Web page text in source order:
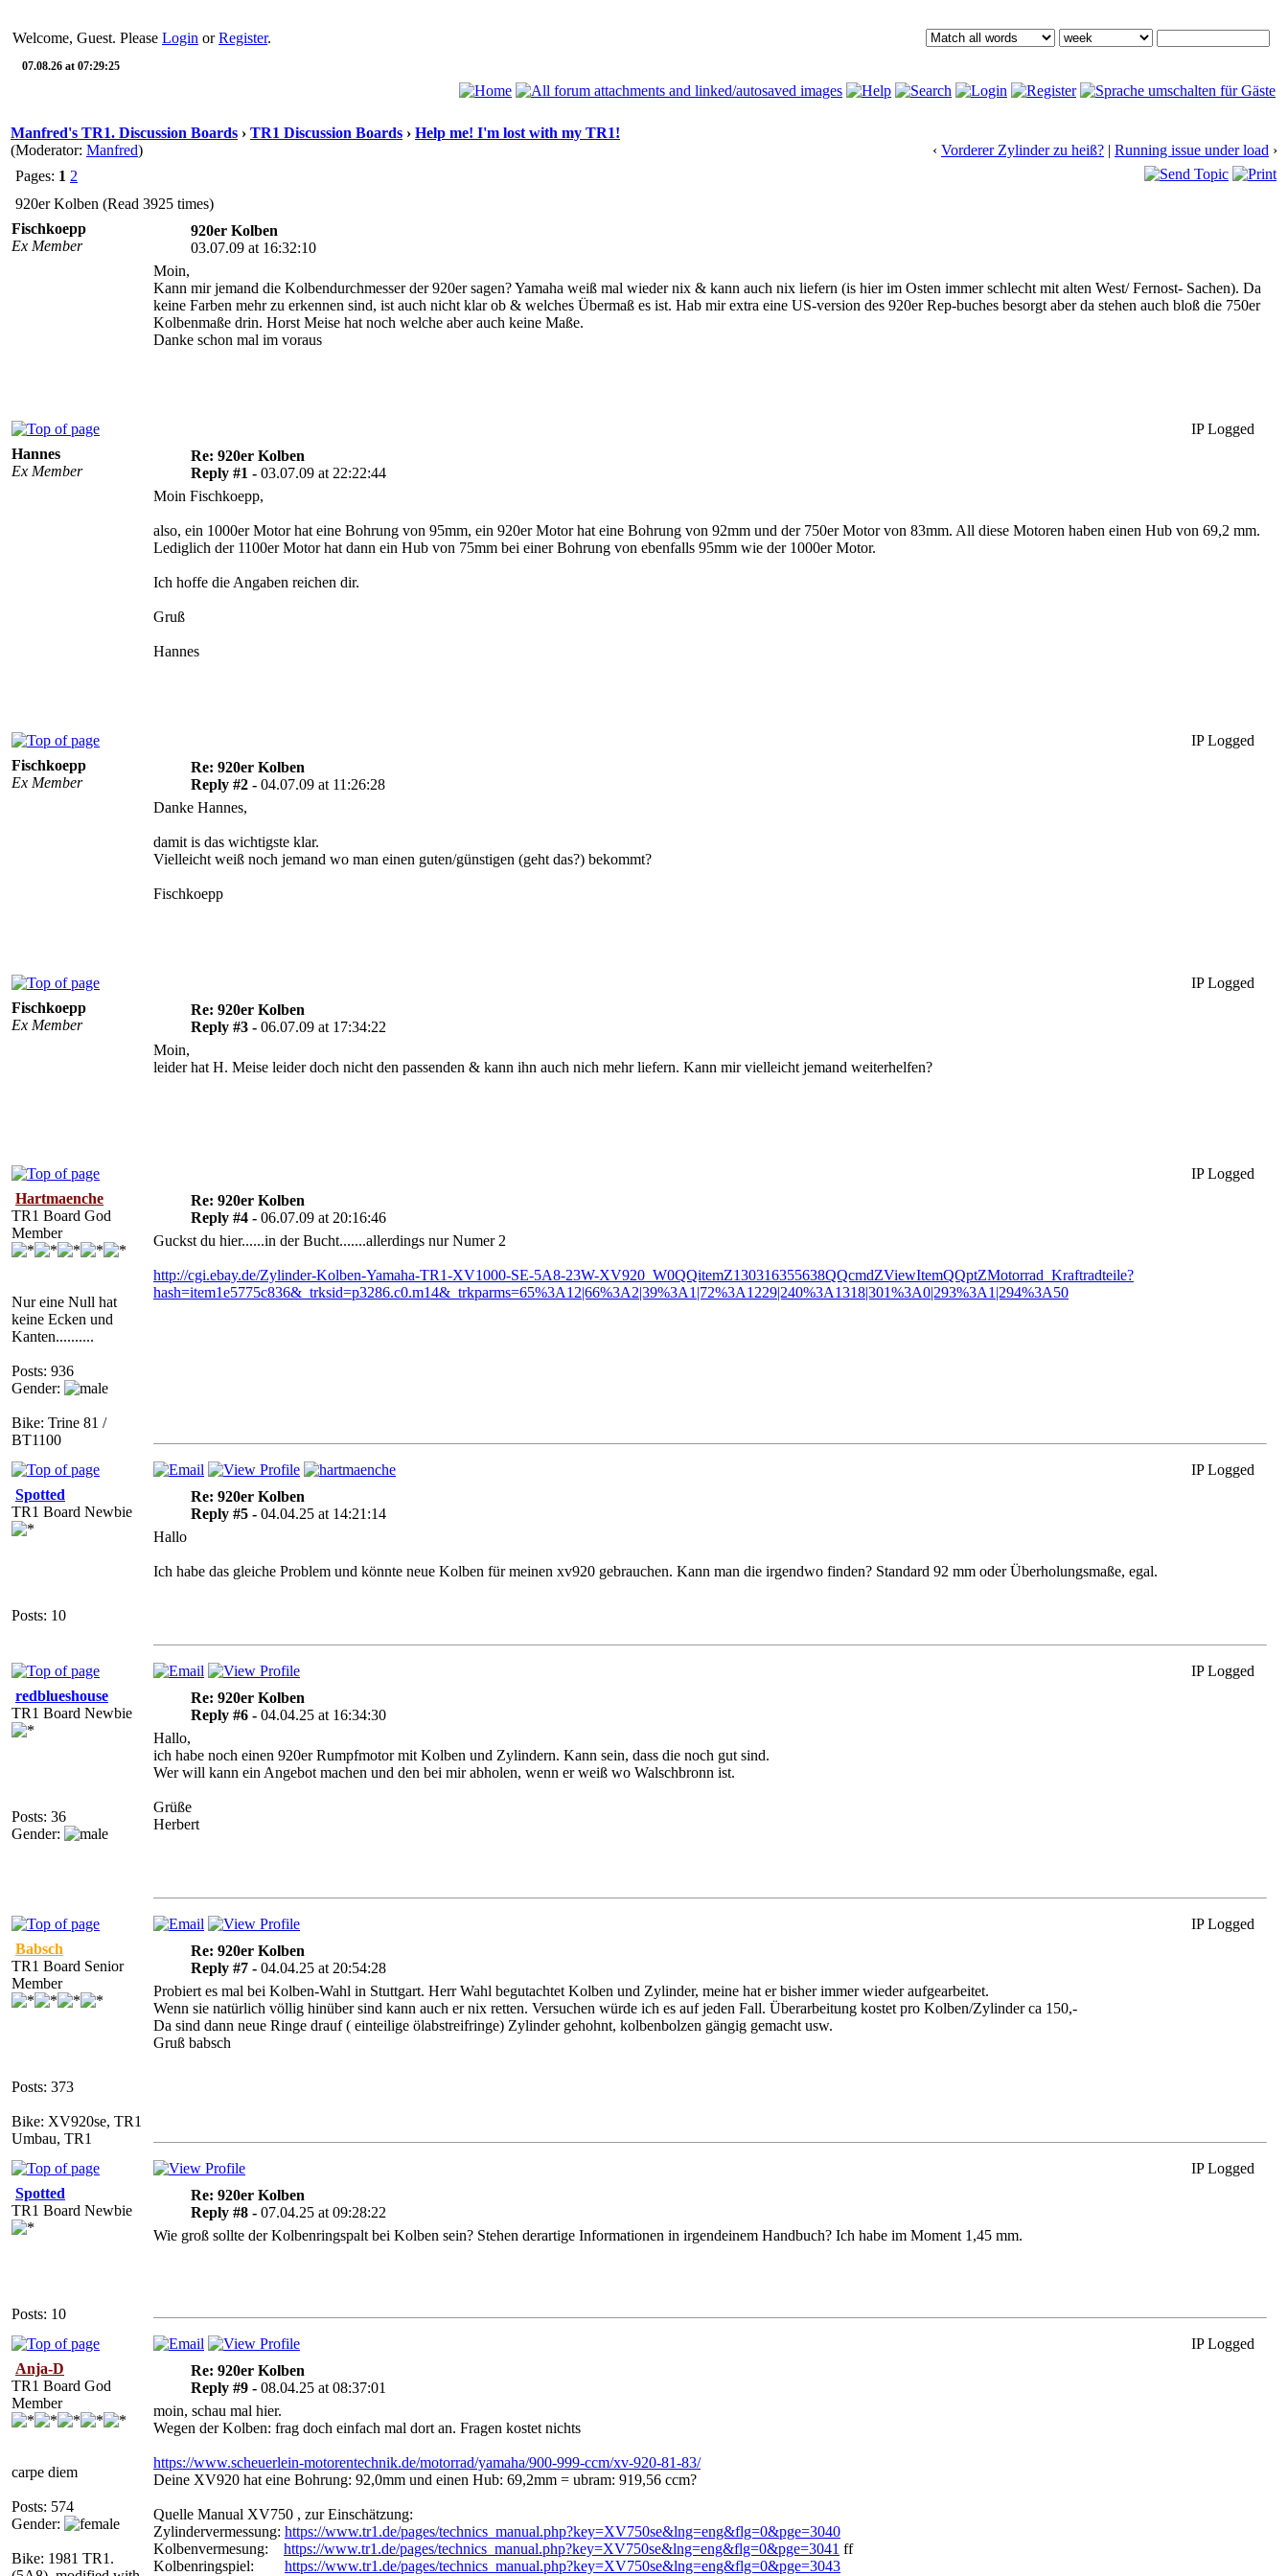
Welcome, Guest. Please Login orRegister.
07.08.26 at 07:29:25
Manfred's TR1. Discussion Boards › TR1 Discussion Boards › Help me! I'm lost with my TR1!
(Moderator: Manfred) ‹ Vorderer Zylinder zu heiß? | Running issue under load ›
Pages: 1 2
920er Kolben (Read 3925 times)
Fischkoepp
Ex Member
920er Kolben
03.07.09 at 16:32:10
Moin,
Kann mir jemand die Kolbendurchmesser der 920er sagen? Yamaha weiß mal wieder nix & kann auch nix liefern (is hier im Osten immer schlecht mit alten West/ Fernost- Sachen). Da
keine Farben mehr zu erkennen sind, ist auch nicht klar ob & welches Übermaß es ist. Hab mir extra eine US-version des 920er Rep-buches besorgt aber da stehen auch bloß die 750er
Kolbenmaße drin. Horst Meise hat noch welche aber auch keine Maße.
Danke schon mal im voraus
IP Logged
Hannes
Ex Member
Re: 920er Kolben
Reply #1 - 03.07.09 at 22:22:44
Moin Fischkoepp,
also, ein 1000er Motor hat eine Bohrung von 95mm, ein 920er Motor hat eine Bohrung von 92mm und der 750er Motor von 83mm. All diese Motoren haben einen Hub von 69,2 mm.
Lediglich der 1100er Motor hat dann ein Hub von 75mm bei einer Bohrung von ebenfalls 95mm wie der 1000er Motor.
Ich hoffe die Angaben reichen dir.
Gruß
Hannes
IP Logged
Fischkoepp
Ex Member
Re: 920er Kolben
Reply #2 - 04.07.09 at 11:26:28
Danke Hannes,
damit is das wichtigste klar.
Vielleicht weiß noch jemand wo man einen guten/günstigen (geht das?) bekommt?
Fischkoepp
IP Logged
Fischkoepp
Ex Member
Re: 920er Kolben
Reply #3 - 06.07.09 at 17:34:22
Moin,
leider hat H. Meise leider doch nicht den passenden & kann ihn auch nich mehr liefern. Kann mir vielleicht jemand weiterhelfen?
IP Logged
Hartmaenche
TR1 Board God
Member
Nur eine Null hat
keine Ecken und
Kanten..........
Posts: 936
Gender:
Bike: Trine 81 /
BT1100
Re: 920er Kolben
Reply #4 - 06.07.09 at 20:16:46
Guckst du hier......in der Bucht.......allerdings nur Numer 2
http://cgi.ebay.de/Zylinder-Kolben-Yamaha-TR1-XV1000-SE-5A8-23W-XV920_W0QQitemZ130316355638QQcmdZViewItemQQptZMotorrad_Kraftradteile?
hash=item1e5775c836&_trksid=p3286.c0.m14&_trkparms=65%3A12|66%3A2|39%3A1|72%3A1229|240%3A1318|301%3A0|293%3A1|294%3A50
IP Logged
Spotted
TR1 Board Newbie
Posts: 10
Re: 920er Kolben
Reply #5 - 04.04.25 at 14:21:14
Hallo
Ich habe das gleiche Problem und könnte neue Kolben für meinen xv920 gebrauchen. Kann man die irgendwo finden? Standard 92 mm oder Überholungsmaße, egal.
IP Logged
redblueshouse
TR1 Board Newbie
Posts: 36
Gender:
Re: 920er Kolben
Reply #6 - 04.04.25 at 16:34:30
Hallo,
ich habe noch einen 920er Rumpfmotor mit Kolben und Zylindern. Kann sein, dass die noch gut sind.
Wer will kann ein Angebot machen und den bei mir abholen, wenn er weiß wo Walschbronn ist.
Grüße
Herbert
IP Logged
Babsch
TR1 Board Senior
Member
Posts: 373
Bike: XV920se, TR1
Umbau, TR1
Re: 920er Kolben
Reply #7 - 04.04.25 at 20:54:28
Probiert es mal bei Kolben-Wahl in Stuttgart. Herr Wahl begutachtet Kolben und Zylinder, meine hat er bisher immer wieder aufgearbeitet.
Wenn sie natürlich völlig hinüber sind kann auch er nix retten. Versuchen würde ich es auf jeden Fall. Überarbeitung kostet pro Kolben/Zylinder ca 150,-
Da sind dann neue Ringe drauf ( einteilige ölabstreifringe) Zylinder gehohnt, kolbenbolzen gängig gemacht usw.
Gruß babsch
IP Logged
Spotted
TR1 Board Newbie
Posts: 10
Re: 920er Kolben
Reply #8 - 07.04.25 at 09:28:22
Wie groß sollte der Kolbenringspalt bei Kolben sein? Stehen derartige Informationen in irgendeinem Handbuch? Ich habe im Moment 1,45 mm.
IP Logged
Anja-D
TR1 Board God
Member
carpe diem
Posts: 574
Gender:
Bike: 1981 TR1.
Re: 920er Kolben
Reply #9 - 08.04.25 at 08:37:01
moin, schau mal hier.
Wegen der Kolben: frag doch einfach mal dort an. Fragen kostet nichts
https://www.scheuerlein-motorentechnik.de/motorrad/yamaha/900-999-ccm/xv-920-81-83/
Deine XV920 hat eine Bohrung: 92,0mm und einen Hub: 69,2mm = ubram: 919,56 ccm?
Quelle Manual XV750 , zur Einschätzung:
Zylindervermessung: https://www.tr1.de/pages/technics_manual.php?key=XV750se&lng=eng&flg=0&pge=3040
Kolbenvermesung: https://www.tr1.de/pages/technics_manual.php?key=XV750se&lng=eng&flg=0&pge=3041 ff
Kolbenringspiel: https://www.tr1.de/pages/technics_manual.php?key=XV750se&lng=eng&flg=0&pge=3043